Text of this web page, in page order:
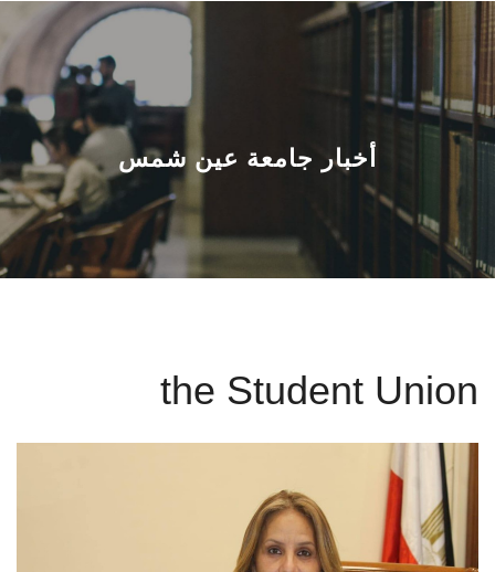
الرئيسيـة
عن الجامعة
القطاعـات
الشئون الأكاديمية
البحث العلمي
أخبار جامعة عين شمس
the Student Union